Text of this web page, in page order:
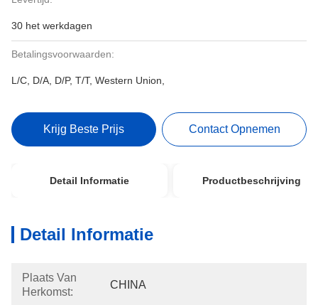
30 het werkdagen
Betalingsvoorwaarden:
L/C, D/A, D/P, T/T, Western Union,
Krijg Beste Prijs Contact Opnemen
Detail Informatie Productbeschrijving
Detail Informatie
Plaats Van
Herkomst:
CHINA